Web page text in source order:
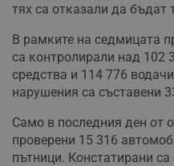
тях са отказали да бъдат
В рамките на седмицата
са контролирали над 102
средства и 114 776
нарушения са съставени
Само в последния ден от
проверени 15 316
пътници. Констатирани